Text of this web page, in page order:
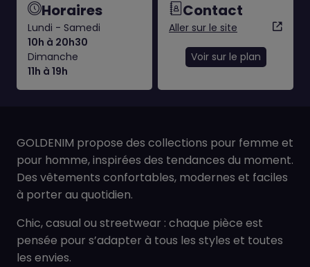
Horaires
Lundi - Samedi
10h à 20h30
Dimanche
11h à 19h
Contact
Aller sur le site
Voir sur le plan
GOLDENIM propose des collections pour femme et
pour homme, inspirées des tendances du moment.
Des vêtements confortables, modernes et faciles
à porter au quotidien.
Chic, casual ou streetwear : chaque pièce est
pensée pour s’adapter à tous les styles et toutes
les envies.